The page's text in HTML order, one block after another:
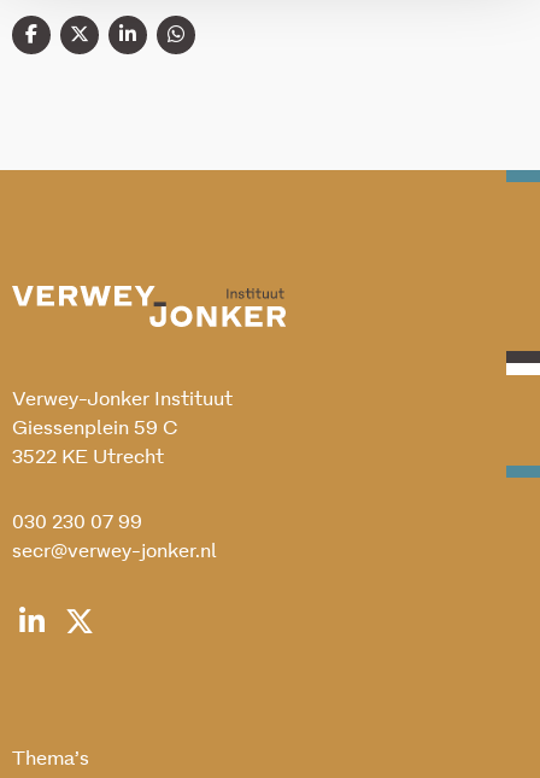
Verwey-Jonker Instituut
Giessenplein 59 C
3522 KE Utrecht
030 230 07 99
secr@verwey-jonker.nl
Thema’s